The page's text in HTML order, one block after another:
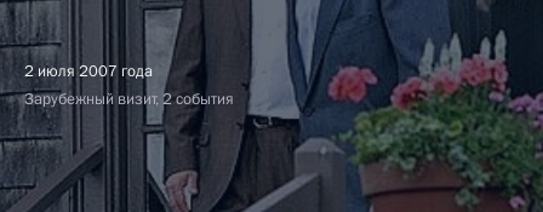
2 июля 2007 года
Зарубежный визит, 2 события